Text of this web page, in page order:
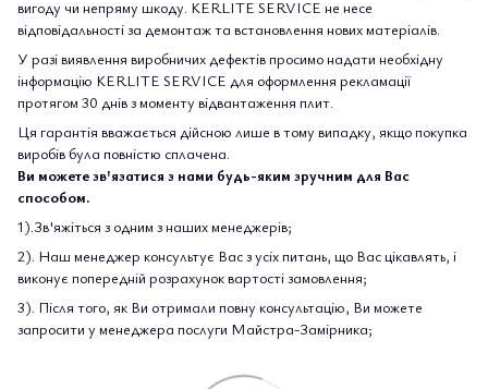
вигоду чи непряму шкоду. KERLITE SERVICE не несе
відповідальності за демонтаж та встановлення нових матеріалів.
У разі виявлення виробничих дефектів просимо надати необхідну
інформацію KERLITE SERVICE для оформлення рекламації
протягом 30 днів з моменту відвантаження плит.
Ця гарантія вважається дійсною лише в тому випадку, якщо покупка
виробів була повністю сплачена.
Ви можете зв'язатися з нами будь-яким зручним для Вас
способом.
1).Зв'яжіться з одним з наших менеджерів;
2). Наш менеджер консультує Вас з усіх питань, що Вас цікавлять, і
виконує попередній розрахунок вартості замовлення;
3). Після того, як Ви отримали повну консультацію, Ви можете
запросити у менеджера послуги Майстра-Замірника;